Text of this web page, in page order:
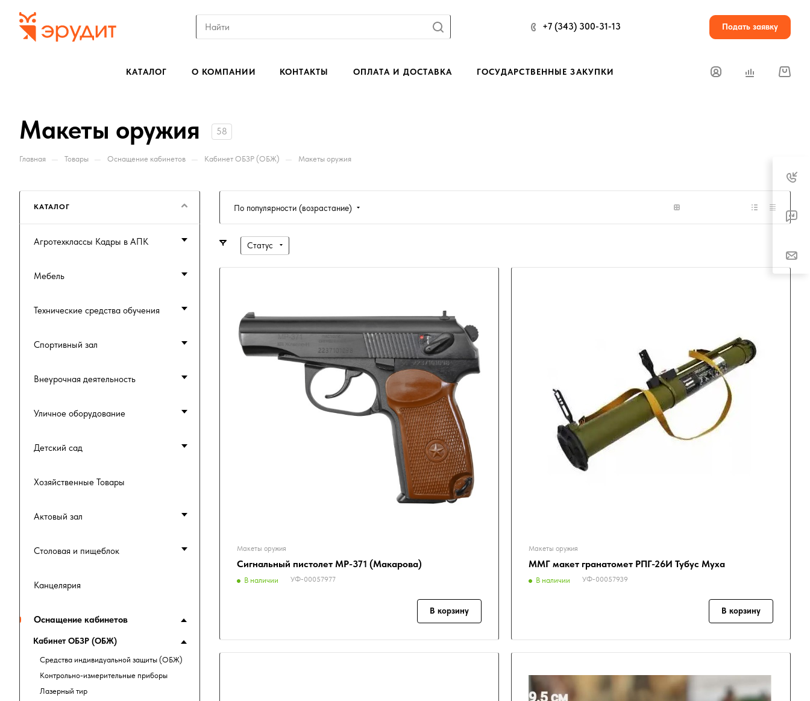
+7 (343) 300-31-13 Подать заявку
КАТАЛОГ О КОМПАНИИ КОНТАКТЫ ОПЛАТА И ДОСТАВКА ГОСУДАРСТВЕННЫЕ ЗАКУПКИ
Макеты оружия 58
Главная — Товары — Оснащение кабинетов — Кабинет ОБЗР (ОБЖ) — Макеты оружия
По популярности (возрастание)
Статус
Макеты оружия
Сигнальный пистолет МР-371 (Макарова)
В наличии УФ-00057977
В корзину
Макеты оружия
ММГ макет гранатомет РПГ-26И Тубус Муха
В наличии УФ-00057939
В корзину
КАТАЛОГ
Агротехклассы Кадры в АПК
Мебель
Технические средства обучения
Спортивный зал
Внеурочная деятельность
Уличное оборудование
Детский сад
Хозяйственные Товары
Актовый зал
Столовая и пищеблок
Канцелярия
Оснащение кабинетов
Кабинет ОБЗР (ОБЖ)
Средства индивидуальной защиты (ОБЖ)
Контрольно-измерительные приборы
Лазерный тир